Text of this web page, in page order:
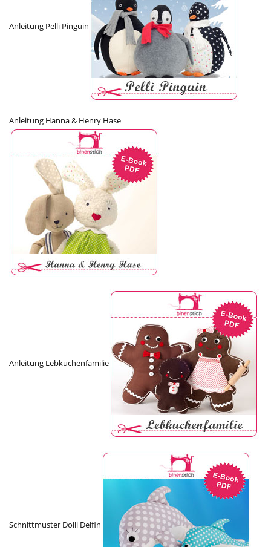
Anleitung Pelli Pinguin
Anleitung Hanna & Henry Hase
Anleitung Lebkuchenfamilie
Schnittmuster Dolli Delfin